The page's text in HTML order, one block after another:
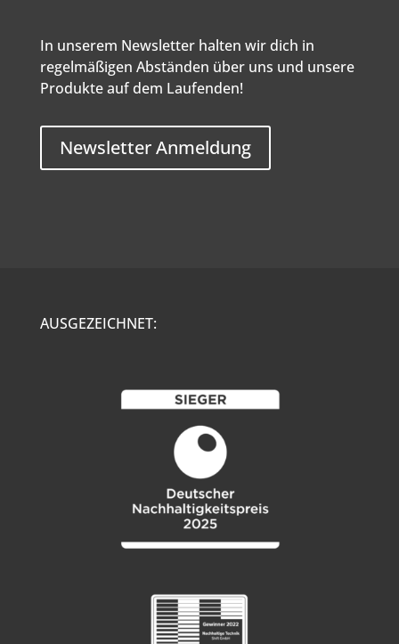
In unserem Newsletter halten wir dich in
regelmäßigen Abständen über uns und unsere
Produkte auf dem Laufenden!
Newsletter Anmeldung
AUSGEZEICHNET: